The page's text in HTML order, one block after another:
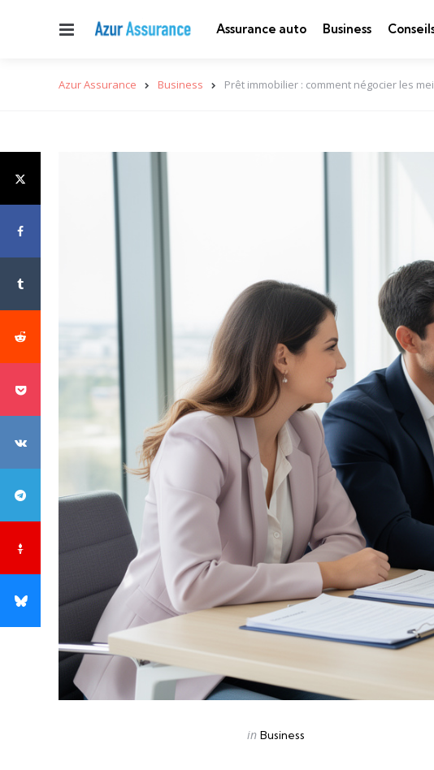
Menu Assurance auto Business
Azur Assurance Business Prêt immobilier : comment négocier les
Categories
Posted
in Business